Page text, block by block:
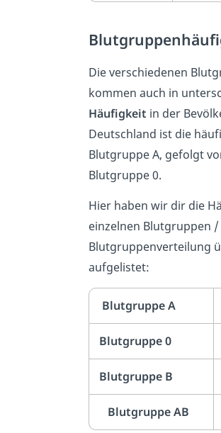
Die verschiedenen
kommen auch in
Häufigkeit in der
Deutschland ist die
Blutgruppe A, gefolgt
Blutgruppe 0.
Hier haben wir dir die
einzelnen Blutgruppen
Blutgruppenverteilung
aufgelistet:
Blutgruppe A
Blutgruppe 0
Blutgruppe B
Blutgruppe AB